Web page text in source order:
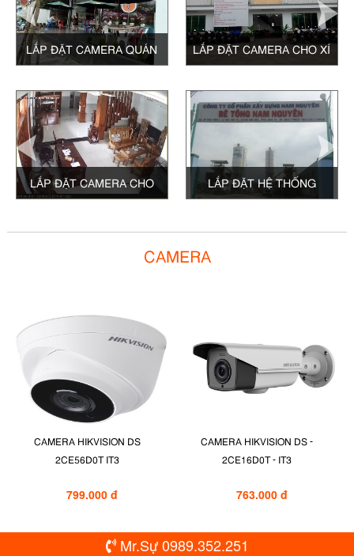
LẮP ĐẶT CAMERA QUÁN LẮP ĐẶT CAMERA CHO XÍ
LẮP ĐẶT CAMERA CHO LẮP ĐẶT HỆ THỐNG
CAMERA
CAMERA HIKVISION DS
2CE56D0T IT3
799.000 đ
CAMERA HIKVISION DS -
2CE16D0T - IT3
763.000 đ
Mr.Sự 0989.352.251